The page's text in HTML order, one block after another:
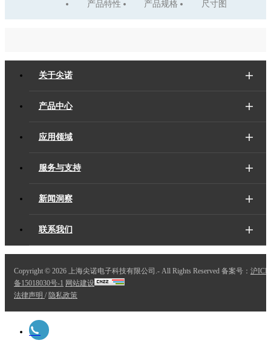
产品特性 产品规格 尺寸图
关于尖诺
产品中心
应用领域
服务与支持
新闻洞察
联系我们
Copyright © 2026 上海尖诺电子科技有限公司.- All Rights Reserved 备案号： 沪ICP
备15018030号-1 网站建设
法律声明 / 隐私政策